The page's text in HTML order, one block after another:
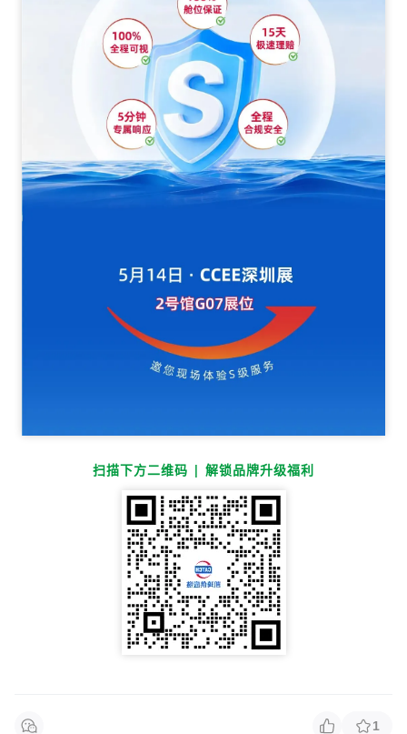
扫描下方二维码 | 解锁品牌升级福利
1